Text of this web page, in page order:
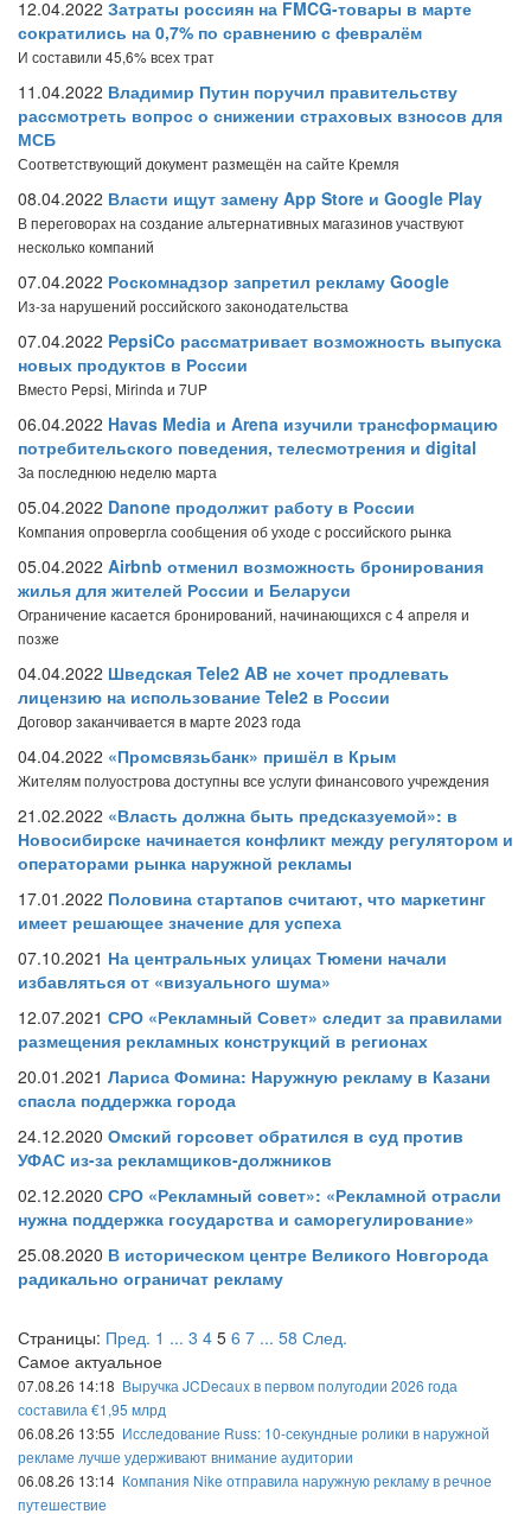
12.04.2022 Затраты россиян на FMCG-товары в марте
сократились на 0,7% по сравнению с февралём
И составили 45,6% всех трат
11.04.2022 Владимир Путин поручил правительству
рассмотреть вопрос о снижении страховых взносов для
МСБ
Соответствующий документ размещён на сайте Кремля
08.04.2022 Власти ищут замену App Store и Google Play
В переговорах на создание альтернативных магазинов участвуют
несколько компаний
07.04.2022 Роскомнадзор запретил рекламу Google
Из-за нарушений российского законодательства
07.04.2022 PepsiCo рассматривает возможность выпуска
новых продуктов в России
Вместо Pepsi, Mirinda и 7UP
06.04.2022 Havas Media и Arena изучили трансформацию
потребительского поведения, телесмотрения и digital
За последнюю неделю марта
05.04.2022 Danone продолжит работу в России
Компания опровергла сообщения об уходе с российского рынка
05.04.2022 Airbnb отменил возможность бронирования
жилья для жителей России и Беларуси
Ограничение касается бронирований, начинающихся с 4 апреля и
позже
04.04.2022 Шведская Tele2 AB не хочет продлевать
лицензию на использование Tele2 в России
Договор заканчивается в марте 2023 года
04.04.2022 «Промсвязьбанк» пришёл в Крым
Жителям полуострова доступны все услуги финансового учреждения
21.02.2022 «Власть должна быть предсказуемой»: в
Новосибирске начинается конфликт между регулятором и
операторами рынка наружной рекламы
17.01.2022 Половина стартапов считают, что маркетинг
имеет решающее значение для успеха
07.10.2021 На центральных улицах Тюмени начали
избавляться от «визуального шума»
12.07.2021 СРО «Рекламный Совет» следит за правилами
размещения рекламных конструкций в регионах
20.01.2021 Лариса Фомина: Наружную рекламу в Казани
спасла поддержка города
24.12.2020 Омский горсовет обратился в суд против
УФАС из-за рекламщиков-должников
02.12.2020 СРО «Рекламный совет»: «Рекламной отрасли
нужна поддержка государства и саморегулирование»
25.08.2020 В историческом центре Великого Новгорода
радикально ограничат рекламу
Страницы: Пред. 1 ... 3 4 5 6 7 ... 58 След.
Самое актуальное
07.08.26 14:18 Выручка JCDecaux в первом полугодии 2026 года
составила €1,95 млрд
06.08.26 13:55 Исследование Russ: 10-секундные ролики в наружной
рекламе лучше удерживают внимание аудитории
06.08.26 13:14 Компания Nike отправила наружную рекламу в речное
путешествие